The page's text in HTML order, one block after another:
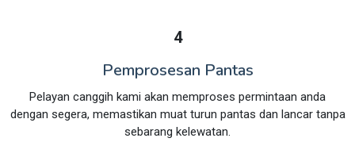
4
Pemprosesan Pantas
Pelayan canggih kami akan memproses permintaan anda
dengan segera, memastikan muat turun pantas dan lancar tanpa
sebarang kelewatan.